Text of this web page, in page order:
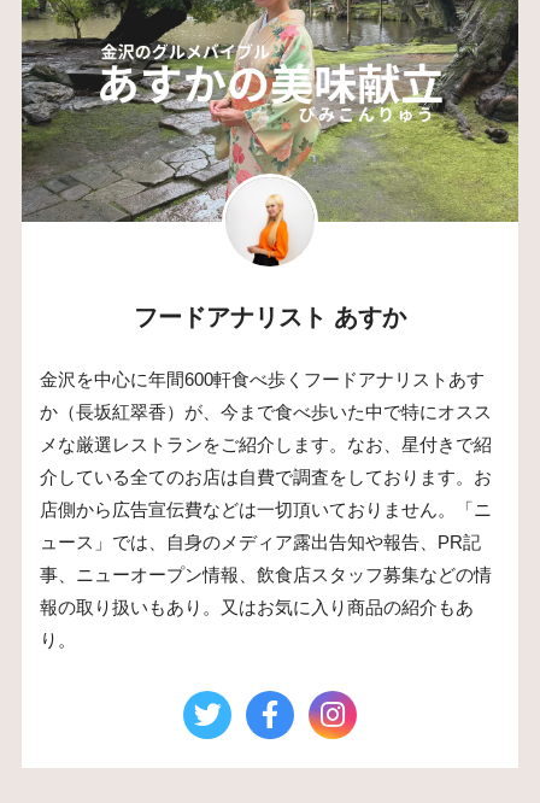
フードアナリスト あすか
金沢を中心に年間600軒食べ歩くフードアナリストあす
か（長坂紅翠香）が、今まで食べ歩いた中で特にオスス
メな厳選レストランをご紹介します。なお、星付きで紹
介している全てのお店は自費で調査をしております。お
店側から広告宣伝費などは一切頂いておりません。「ニ
ュース」では、自身のメディア露出告知や報告、PR記
事、ニューオープン情報、飲食店スタッフ募集などの情
報の取り扱いもあり。又はお気に入り商品の紹介もあ
り。